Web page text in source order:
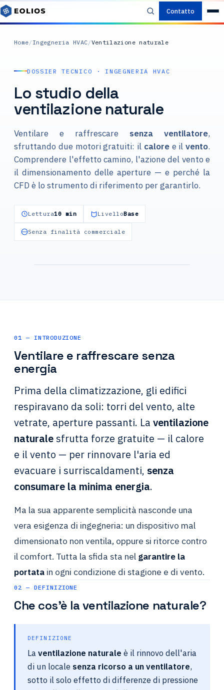
Contatto
Home/Ingegneria HVAC/Ventilazione naturale
DOSSIER TECNICO · INGEGNERIA HVAC
Lo studio della
ventilazione naturale
Ventilare e raffrescare senza ventilatore,
sfruttando due motori gratuiti: il caloree il vento.
Comprendere l'effetto camino, l'azione del vento e
il dimensionamento delle aperture — e perché la
CFD è lo strumento di riferimento per garantirlo.
Lettura10 min LivelloBase
Senza finalità commerciale
01 — INTRODUZIONE
Ventilare e raffrescare senza
energia
Prima della climatizzazione, gli edifici
respiravano da soli: torri del vento, alte
vetrate, aperture passanti. La ventilazione
naturalesfrutta forze gratuite — il calore
e il vento — per rinnovare l'aria ed
evacuare i surriscaldamenti, senza
consumare la minima energia.
Ma la sua apparente semplicità nasconde una
vera esigenza di ingegneria: un dispositivo mal
dimensionato non ventila, oppure si ritorce contro
il comfort. Tutta la sfida sta nel garantire la
portata in ogni condizione di stagione e di vento.
02 — DEFINIZIONE
Che cos'è la ventilazione naturale?
DEFINIZIONE
Laventilazione naturale è il rinnovo dell'aria
di un locale senza ricorso a un ventilatore,
sotto il solo effetto di differenze di pressione